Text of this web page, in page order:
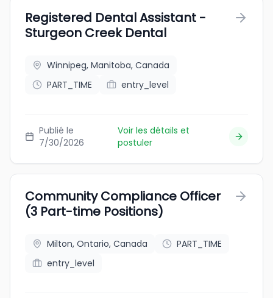
Registered Dental Assistant -
Sturgeon Creek Dental
Winnipeg, Manitoba, Canada
PART_TIME
entry_level
Publié le
7/30/2026
Voir les détails et
postuler
Community Compliance Officer
(3 Part-time Positions)
Milton, Ontario, Canada
PART_TIME
entry_level